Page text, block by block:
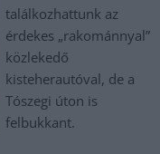
találkozhattunk az
érdekes „rakománnyal”
közlekedő
kisteherautóval, de a
Tószegi úton is
felbukkant.